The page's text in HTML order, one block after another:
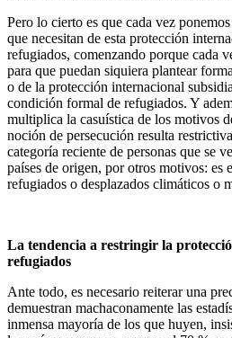
Pero lo cierto es que cada vez
que necesitan de esta protección
refugiados, comenzando porque cada
para que puedan siquiera plantear
o de la protección internacional
condición formal de refugiados. Y
multiplica la casuística de los motivos
noción de persecución resulta
categoría reciente de personas que se
países de origen, por otros motivos: es
refugiados o desplazados climáticos o
La tendencia a restringir la
refugiados
Ante todo, es necesario reiterar una
demuestran machaconamente las
inmensa mayoría de los que huyen,